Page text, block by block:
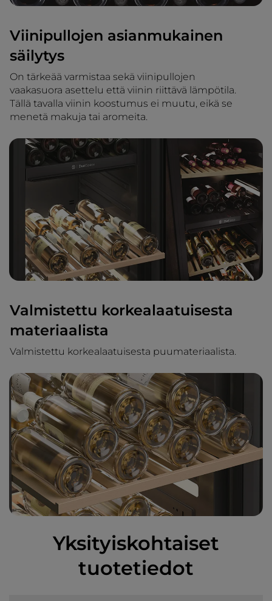
Viinipullojen asianmukainen
säilytys
On tärkeää varmistaa sekä viinipullojen
vaakasuora asettelu että viinin riittävä lämpötila.
Tällä tavalla viinin koostumus ei muutu, eikä se
menetä makuja tai aromeita.
Valmistettu korkealaatuisesta
materiaalista
Valmistettu korkealaatuisesta puumateriaalista.
Yksityiskohtaiset
tuotetiedot